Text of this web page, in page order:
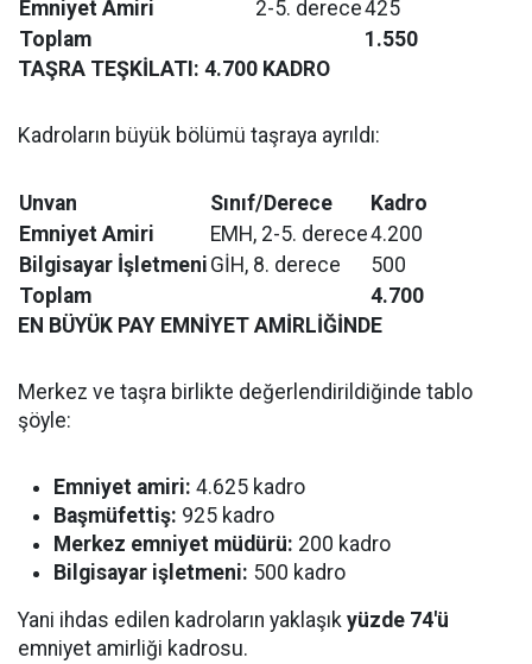
Emniyet Amiri
2-5. derece425
Toplam
1.550
TAŞRA TEŞKİLATI: 4.700 KADRO
Kadroların büyük bölümü taşraya ayrıldı:
Unvan Sınıf/Derece
Kadro
Emniyet Amiri
EMH, 2-5. derece4.200
Bilgisayar İşletmeni GİH, 8. derece
500
Toplam
4.700
EN BÜYÜK PAY EMNİYET AMİRLİĞİNDE
Merkez ve taşra birlikte değerlendirildiğinde tablo
şöyle:
Emniyet amiri: 4.625 kadro
Başmüfettiş: 925 kadro
Merkez emniyet müdürü: 200 kadro
Bilgisayar işletmeni: 500 kadro
Yani ihdas edilen kadroların yaklaşık yüzde 74'ü
emniyet amirliği kadrosu.